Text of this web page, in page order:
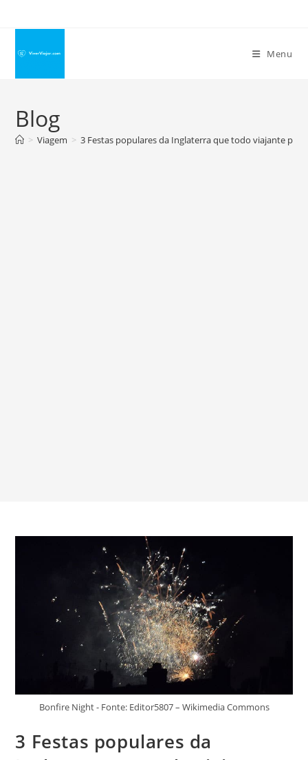
conteúdo
Menu
Blog
> Viagem > 3 Festas populares da Inglaterra que todo viajante
Bonfire Night - Fonte: Editor5807 – Wikimedia Commons
3 Festas populares da